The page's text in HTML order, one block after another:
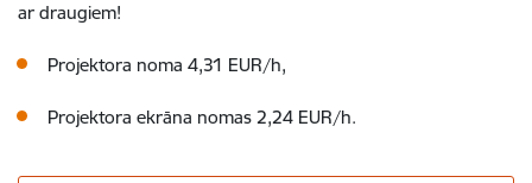
ar draugiem!
Projektora noma 4,31 EUR/h,
Projektora ekrāna nomas 2,24 EUR/h.